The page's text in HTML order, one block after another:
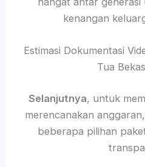
kenangan
Estimasi Dokumentasi
Tua
Selanjutnya, untuk
merencanakan
beberapa pilihan